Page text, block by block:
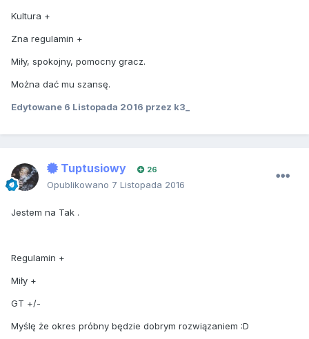
Kultura +
Zna regulamin +
Miły, spokojny, pomocny gracz.
Można dać mu szansę.
Edytowane 6 Listopada 2016 przez k3_
Tuptusiowy 26
Opublikowano 7 Listopada 2016
Jestem na Tak .
Regulamin +
Miły +
GT +/-
Myślę że okres próbny będzie dobrym rozwiązaniem :D